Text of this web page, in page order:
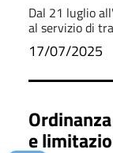
Dal 21 luglio
al servizio di
17/07/2025
e